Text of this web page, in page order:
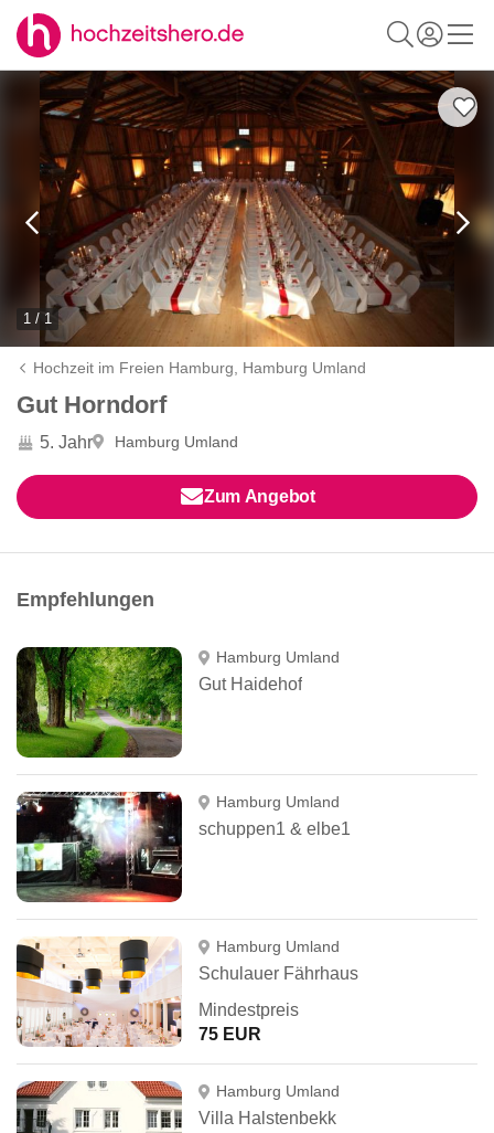
1 / 1
Hochzeit im Freien Hamburg, Hamburg Umland
Gut Horndorf
5. Jahr Hamburg Umland
Zum Angebot
Empfehlungen
Hamburg Umland
Gut Haidehof
Hamburg Umland
schuppen1 & elbe1
Hamburg Umland
Schulauer Fährhaus
Mindestpreis
75 EUR
Hamburg Umland
Villa Halstenbekk